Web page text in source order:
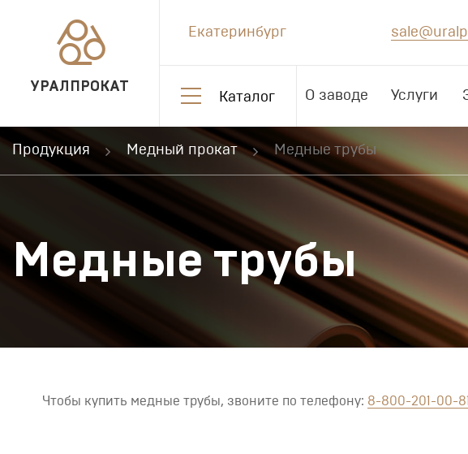
УРАЛПРОКАТ
Екатеринбург
Каталог О заводе Услуги
Продукция Медный прокат Медные трубы
Медные трубы
Чтобы купить медные трубы, звоните по телефону: 8-800-201-00-81